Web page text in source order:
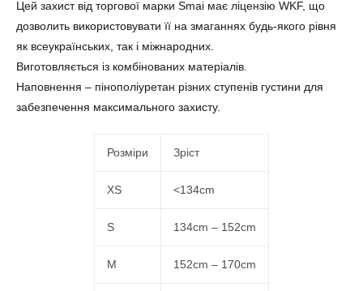
Цей захист від торгової марки Smai має ліцензію WKF, що
дозволить використовувати її на змаганнях будь-якого рівня
як всеукраїнських, так і міжнародних.
Виготовляється із комбінованих матеріалів.
Наповнення – пінополіуретан різних ступенів густини для
забезпечення максимального захисту.
Розміри Зріст
XS <134cm
S 134cm – 152cm
M 152cm – 170cm